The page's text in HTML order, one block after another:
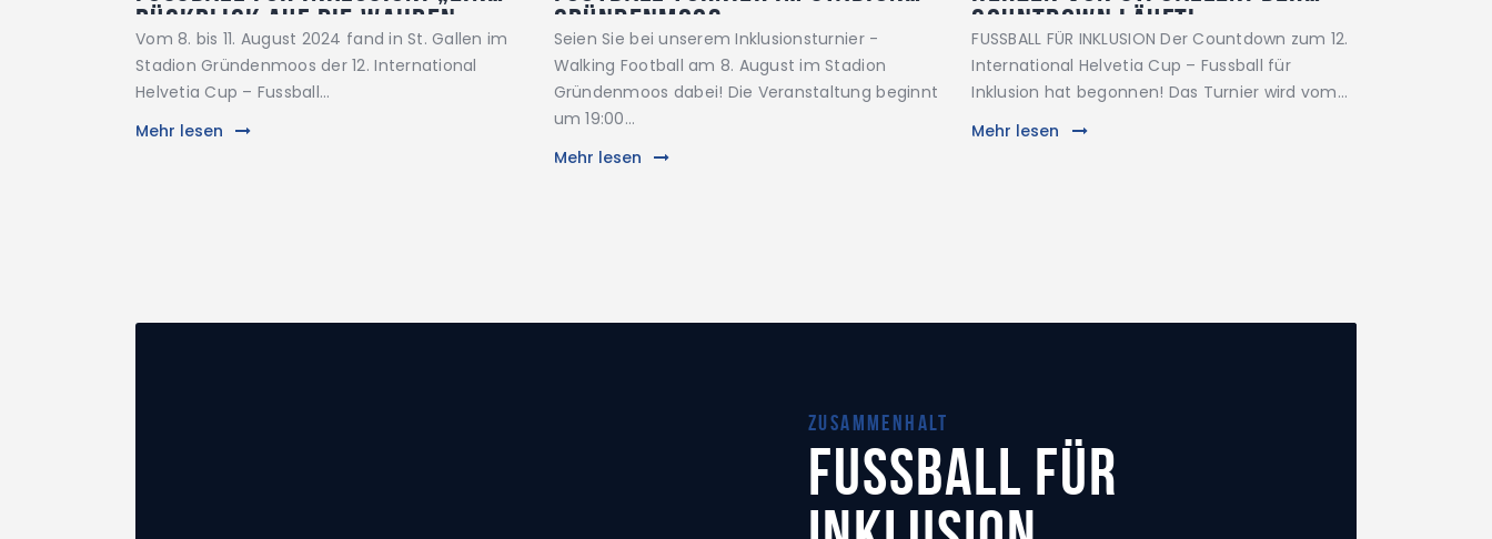
Rückblick auf die wahren
Gewinner der Inklusion!“
Vom 8. bis 11. August 2024 fand in St. Gallen im
Stadion Gründenmoos der 12. International
Helvetia Cup – Fussball…
Mehr lesen
gründenmoos
Seien Sie bei unserem Inklusionsturnier -
Walking Football am 8. August im Stadion
Gründenmoos dabei! Die Veranstaltung beginnt
um 19:00…
Mehr lesen
Countdown läuft!
FUSSBALL FÜR INKLUSION Der Countdown zum 12.
International Helvetia Cup – Fussball für
Inklusion hat begonnen! Das Turnier wird vom…
Mehr lesen
zusammenhalt
Fussball für